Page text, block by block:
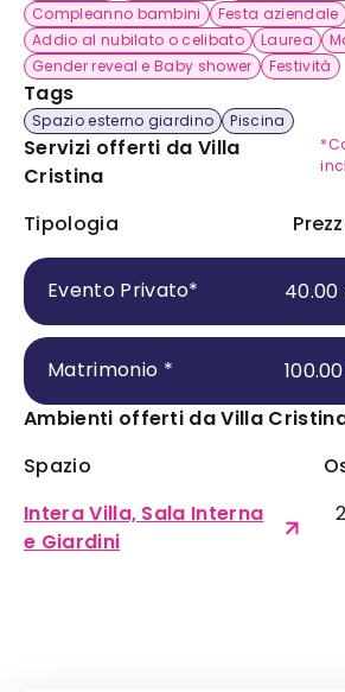
Compleanno bambini
Festa aziendale
Addio al nubilato o celibato
Laurea
Gender reveal e Baby shower
Festività
Tags
Spazio esterno giardino Piscina
Servizi offerti da Villa
Cristina
Tipologia
Evento Privato* 40.00
Matrimonio * 100.00
Ambienti offerti daVilla
Spazio
Intera Villa, Sala Interna
e Giardini